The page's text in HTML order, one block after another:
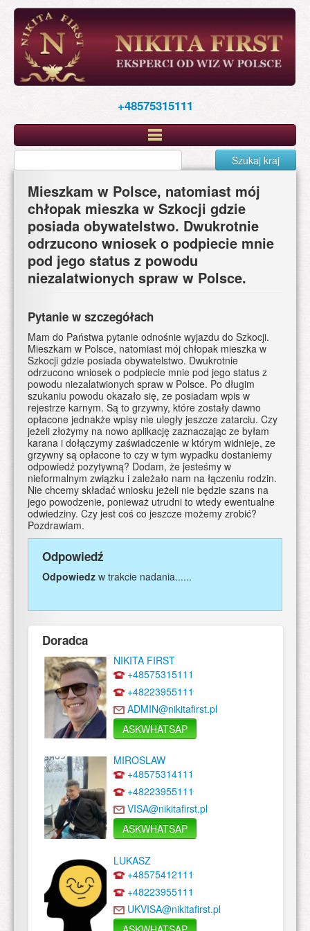
Skip
main
content
+48575315111
Szukaj kraj
Mieszkam w Polsce, natomiast mój
chłopak mieszka w Szkocji gdzie
posiada obywatelstwo. Dwukrotnie
odrzucono wniosek o podpiecie mnie
pod jego status z powodu
niezalatwionych spraw w Polsce.
Pytanie w szczegółach
Mam do Państwa pytanie odnośnie wyjazdu do Szkocji.
Mieszkam w Polsce, natomiast mój chłopak mieszka w
Szkocji gdzie posiada obywatelstwo. Dwukrotnie
odrzucono wniosek o podpiecie mnie pod jego status z
powodu niezalatwionych spraw w Polsce. Po długim
szukaniu powodu okazało się, ze posiadam wpis w
rejestrze karnym. Są to grzywny, które zostały dawno
opłacone jednakże wpisy nie uległy jeszcze zatarciu. Czy
jeżeli złożymy na nowo aplikację zaznaczając ze byłam
karana i dołączymy zaświadczenie w którym widnieje, ze
grzywny są opłacone to czy w tym wypadku dostaniemy
odpowiedź pozytywną? Dodam, że jesteśmy w
nieformalnym związku i zależało nam na łączeniu rodzin.
Nie chcemy składać wniosku jeżeli nie będzie szans na
jego powodzenie, ponieważ utrudni to wtedy ewentualne
odwiedziny. Czy jest coś co jeszcze możemy zrobić?
Pozdrawiam.
Odpowiedź
Odpowiedz w trakcie nadania......
Doradca
NIKITA FIRST
+48575315111
+48223955111
ADMIN@nikitafirst.pl
ASKWHATSAP
MIROSLAW
+48575314111
+48223955111
VISA@nikitafirst.pl
ASKWHATSAP
LUKASZ
+48575412111
+48223955111
UKVISA@nikitafirst.pl